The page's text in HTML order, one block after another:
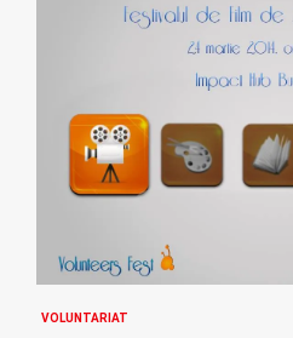
VOLUNTARIAT